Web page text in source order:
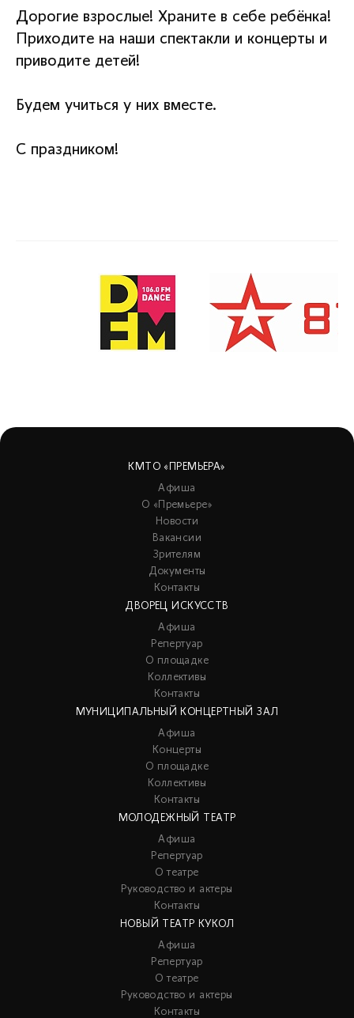
Дорогие взрослые! Храните в себе ребёнка!
Приходите на наши спектакли и концерты и
приводите детей!
Будем учиться у них вместе.
С праздником!
КМТО «ПРЕМЬЕРА»
Афиша
О «Премьере»
Новости
Вакансии
Зрителям
Документы
Контакты
ДВОРЕЦ ИСКУССТВ
Афиша
Репертуар
О площадке
Коллективы
Контакты
МУНИЦИПАЛЬНЫЙ КОНЦЕРТНЫЙ ЗАЛ
Афиша
Концерты
О площадке
Коллективы
Контакты
МОЛОДЕЖНЫЙ ТЕАТР
Афиша
Репертуар
О театре
Руководство и актеры
Контакты
НОВЫЙ ТЕАТР КУКОЛ
Афиша
Репертуар
О театре
Руководство и актеры
Контакты